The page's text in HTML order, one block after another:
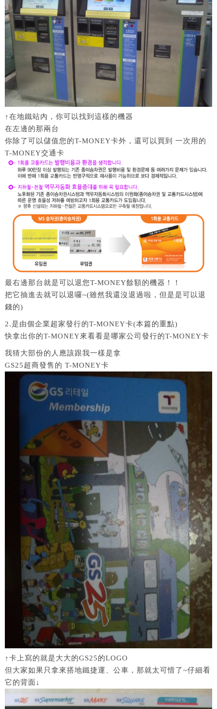
↑在地鐵站內，你可以找到這樣的機器
在左邊的那兩台
你除了可以儲值您的T-MONEY卡外，還可以買到 一次用的
T-MONEY交通卡
最右邊那台就是可以退您T-MONEY餘額的機器！！
把它抽進去就可以退囉~(雖然我還沒退過啦，但是是可以退
錢的)
2.是由個企業超家發行的T-MONEY卡(本篇的重點)
快拿出你的T-MONEY來看看是哪家公司發行的T-MONEY卡
我猜大部份的人應該跟我一樣是拿
GS25超商發售的 T-MONEY卡
↑卡上寫的就是大大的GS25的LOGO
但大家如果只拿來搭地鐵捷運、公車，那就太可惜了~仔細看
它的背面↓